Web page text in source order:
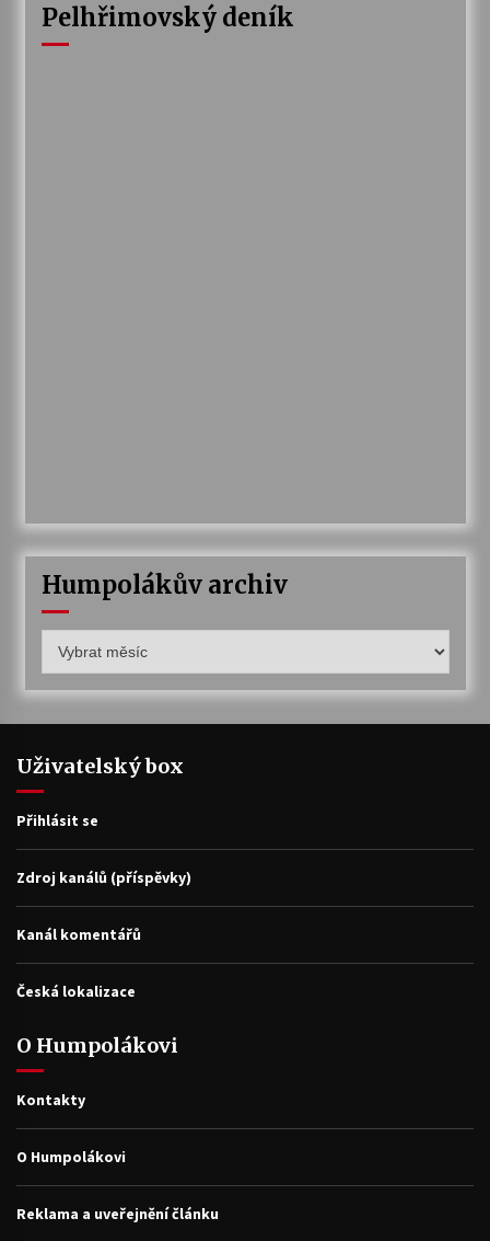
Pelhřimovský deník
Humpolákův archiv
archiv
Uživatelský box
Přihlásit se
Zdroj kanálů (příspěvky)
Kanál komentářů
Česká lokalizace
O Humpolákovi
Kontakty
O Humpolákovi
Reklama a uveřejnění článku